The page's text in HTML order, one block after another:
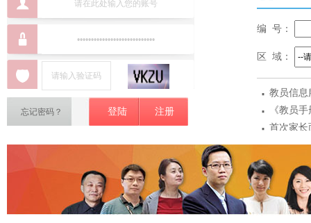
忘记密码？ 登陆 注册
编 号：
区 域：
· 教员信息
标准
· 《教员
· 首次家长
项
· 教员敏感
密
· 教员第一
注意事...
· 教员认证